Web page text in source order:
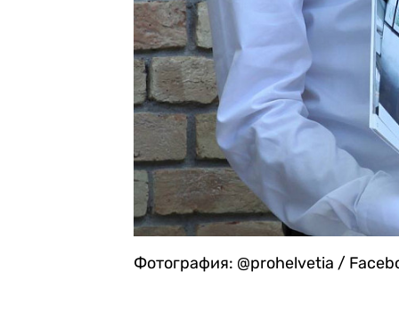
Фотография: @prohelvetia /